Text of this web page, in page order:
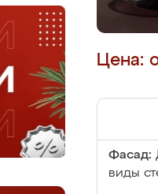
Цена:
Фасад:
виды